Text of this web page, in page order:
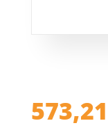
573,21